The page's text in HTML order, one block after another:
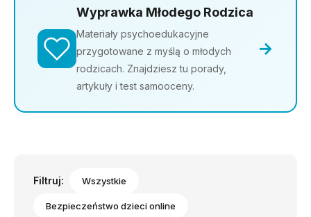
Wyprawka Młodego Rodzica
Materiały psychoedukacyjne
przygotowane z myślą o młodych
rodzicach. Znajdziesz tu porady,
artykuły i test samooceny.
→
Filtruj: Wszystkie
Bezpieczeństwo dzieci online